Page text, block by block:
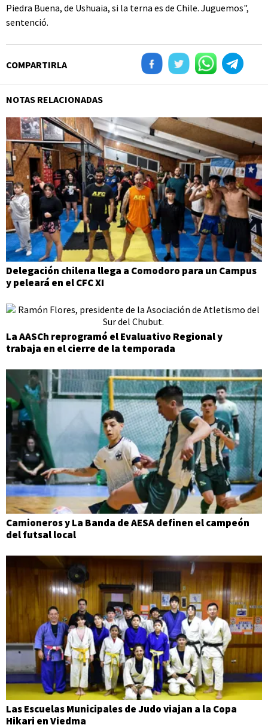
Piedra Buena, de Ushuaia, si la terna es de Chile. Juguemos",
sentenció.
COMPARTIRLA
NOTAS RELACIONADAS
Delegación chilena llega a Comodoro para un Campus
y peleará en el CFC XI
La AASCh reprogramó el Evaluativo Regional y
trabaja en el cierre de la temporada
Camioneros y La Banda de AESA definen el campeón
del futsal local
Las Escuelas Municipales de Judo viajan a la Copa
Hikari en Viedma